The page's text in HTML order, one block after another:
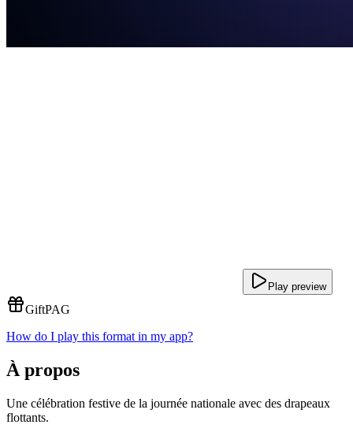
Play preview
GiftPAG
How do I play this format in my app?
À propos
Une célébration festive de la journée nationale avec des drapeaux
flottants.